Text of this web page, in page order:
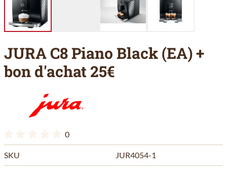
JURA C8 Piano Black (EA) +
bon d'achat 25€
0
SKU JUR4054-1